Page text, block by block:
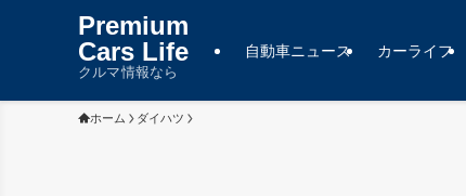
Premium
Cars Life
クルマ情報なら
自動車ニュース カーライフ
ホーム ダイハツ